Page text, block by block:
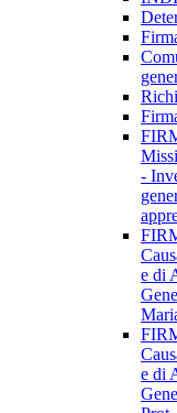
-
e di
e di